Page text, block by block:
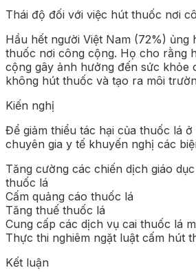
Thái độ đối với việc hút thuốc nơi
Hầu hết người Việt Nam (72%) ủng
thuốc nơi công cộng. Họ cho rằng
cộng gây ảnh hưởng đến sức khỏe
không hút thuốc và tạo ra môi
Kiến nghị
Để giảm thiểu tác hại của thuốc lá ở
chuyên gia y tế khuyến nghị các
Tăng cường các chiến dịch giáo
thuốc lá
Cấm quảng cáo thuốc lá
Tăng thuế thuốc lá
Cung cấp các dịch vụ cai thuốc lá
Thực thi nghiêm ngặt luật cấm hút
Kết luận